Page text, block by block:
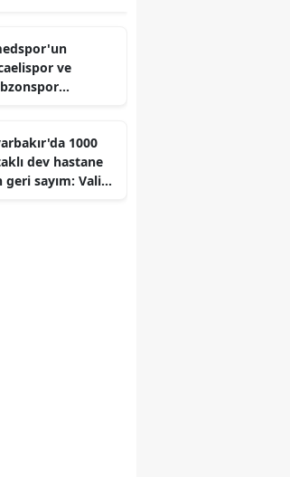
ve
1000
dev hastane
geri sayım: Vali